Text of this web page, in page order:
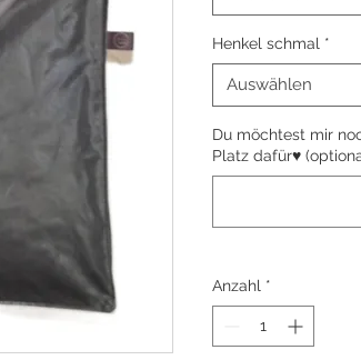
Henkel schmal *
Auswählen
Du möchtest mir
Platz dafür♥
Anzahl *